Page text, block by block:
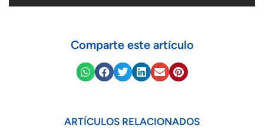
Comparte este artículo
ARTÍCULOS RELACIONADOS